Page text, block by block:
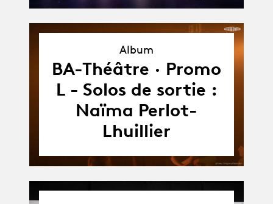
Album
Album
BA-Théâtre · Promo
L - Solos de sortie :
Naïma Perlot-
Lhuillier